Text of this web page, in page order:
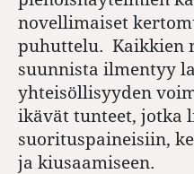
novellimaiset
puhuttelu. Kaikkien
suunnista ilmentyy
yhteisöllisyyden
ikävät tunteet, jotka
suorituspaineisiin,
ja kiusaamiseen.